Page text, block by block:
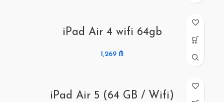
iPad Air 4 wifi 64gb
1,269 ₼
iPad Air 5 (64 GB / Wifi)